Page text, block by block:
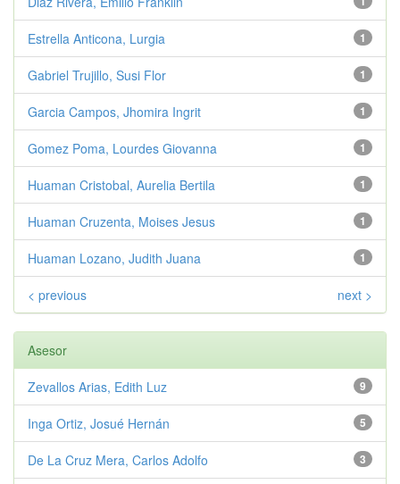
1
Estrella Anticona, Lurgia
1
Gabriel Trujillo, Susi Flor
1
Garcia Campos, Jhomira Ingrit
1
Gomez Poma, Lourdes Giovanna
1
Huaman Cristobal, Aurelia Bertila
1
Huaman Cruzenta, Moises Jesus
1
Huaman Lozano, Judith Juana
< previous next >
Asesor
9
Zevallos Arias, Edith Luz
5
Inga Ortiz, Josué Hernán
3
De La Cruz Mera, Carlos Adolfo